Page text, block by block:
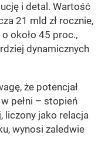
i detal. Wartość
21 mld zł rocznie,
około 45 proc.,
dynamicznych
że potencjał
pełni – stopień
liczony jako relacja
wynosi zaledwie